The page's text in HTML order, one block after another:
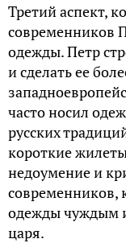
Третий аспект,
современников
одежды. Петр
и сделать ее
часто носил
русских
короткие
недоумение и
современников,
одежды чуждым
царя.